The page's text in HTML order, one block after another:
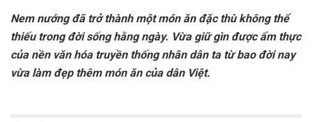
Nem nướng đã trở thành một món ăn đặc thù không thể
thiếu trong đời sống hằng ngày. Vừa giữ gìn được ẩm thực
của nền văn hóa truyền thống nhân dân ta từ bao đời nay
vừa làm đẹp thêm món ăn của dân Việt.